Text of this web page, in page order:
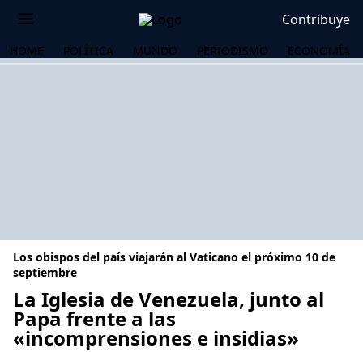
Contribuye
HOME POLÍTICA MUNDO PERIODISMO ECONOMÍA
Los obispos del país viajarán al Vaticano el próximo 10 de
septiembre
La Iglesia de Venezuela, junto al
Papa frente a las
«incomprensiones e insidias»